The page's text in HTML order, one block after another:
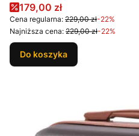
Cena promocyjna
179,00 zł
Cena regularna: 229,00 zł-22%
Najniższa cena: 229,00 zł-22%
Do koszyka